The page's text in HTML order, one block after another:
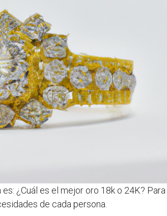
¿Cuál es el mejor oro 18k o 24K?
de cada persona.